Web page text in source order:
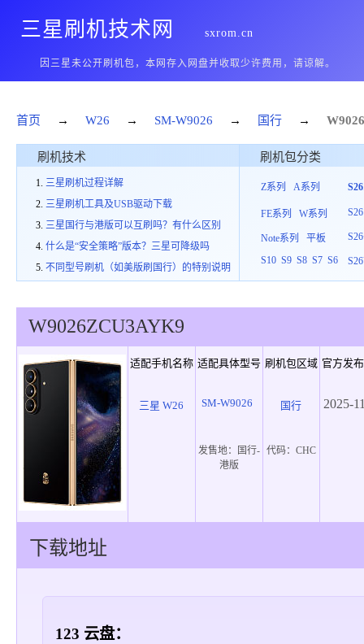
三星刷机技术网 sxrom.cn
因三星未公开刷机包，本网存入网盘并收取少许费用，请谅解。
首页 → W26 → SM-W9026 → 国行 → W9026
刷机技术
三星刷机过程详解
三星刷机工具及USB驱动下载
三星国行与港版可以互刷吗？有什么区别
什么是“安全策略”版本？三星可降级吗
不同型号刷机（如美版刷国行）的特别说明
刷机包分类
Z系列 A系列
FE系列 W系列
Note系列
平板
S10 S9 S8 S7 S6
S26
W9026ZCU3AYK9
适配手机名称 适配具体型号 刷机包区域 官方发
三星 W26 SM-W9026 国行 2025-
发售地：
国行-
港版
代码： CHC
下载地址
123 云盘：